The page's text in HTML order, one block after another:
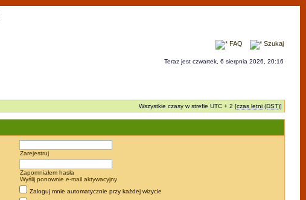
FAQ Szukaj
Teraz jest czwartek, 6 sierpnia 2026, 20:16
Wszystkie czasy w strefie UTC + 2 [czas letni (DST)]
Zarejestruj
Zapomniałem hasła
Wyślij ponownie e-mail aktywacyjny
Zaloguj mnie automatycznie przy każdej wizycie